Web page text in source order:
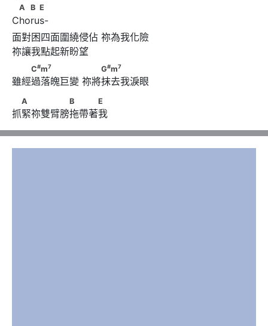
A  B  E
A B E
Chorus-
面對困四面圍繞侵佔 祢為我化險
C# m G
C#m7 G#m7
雖經過落魄巨變 祢將抹去我淚眼
A　　　　　B　　　E
A B E
抓緊祢雙臂膀拖帶著我